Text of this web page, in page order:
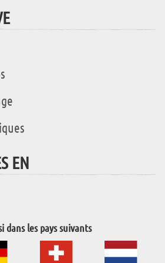
EN
dans les pays suivants